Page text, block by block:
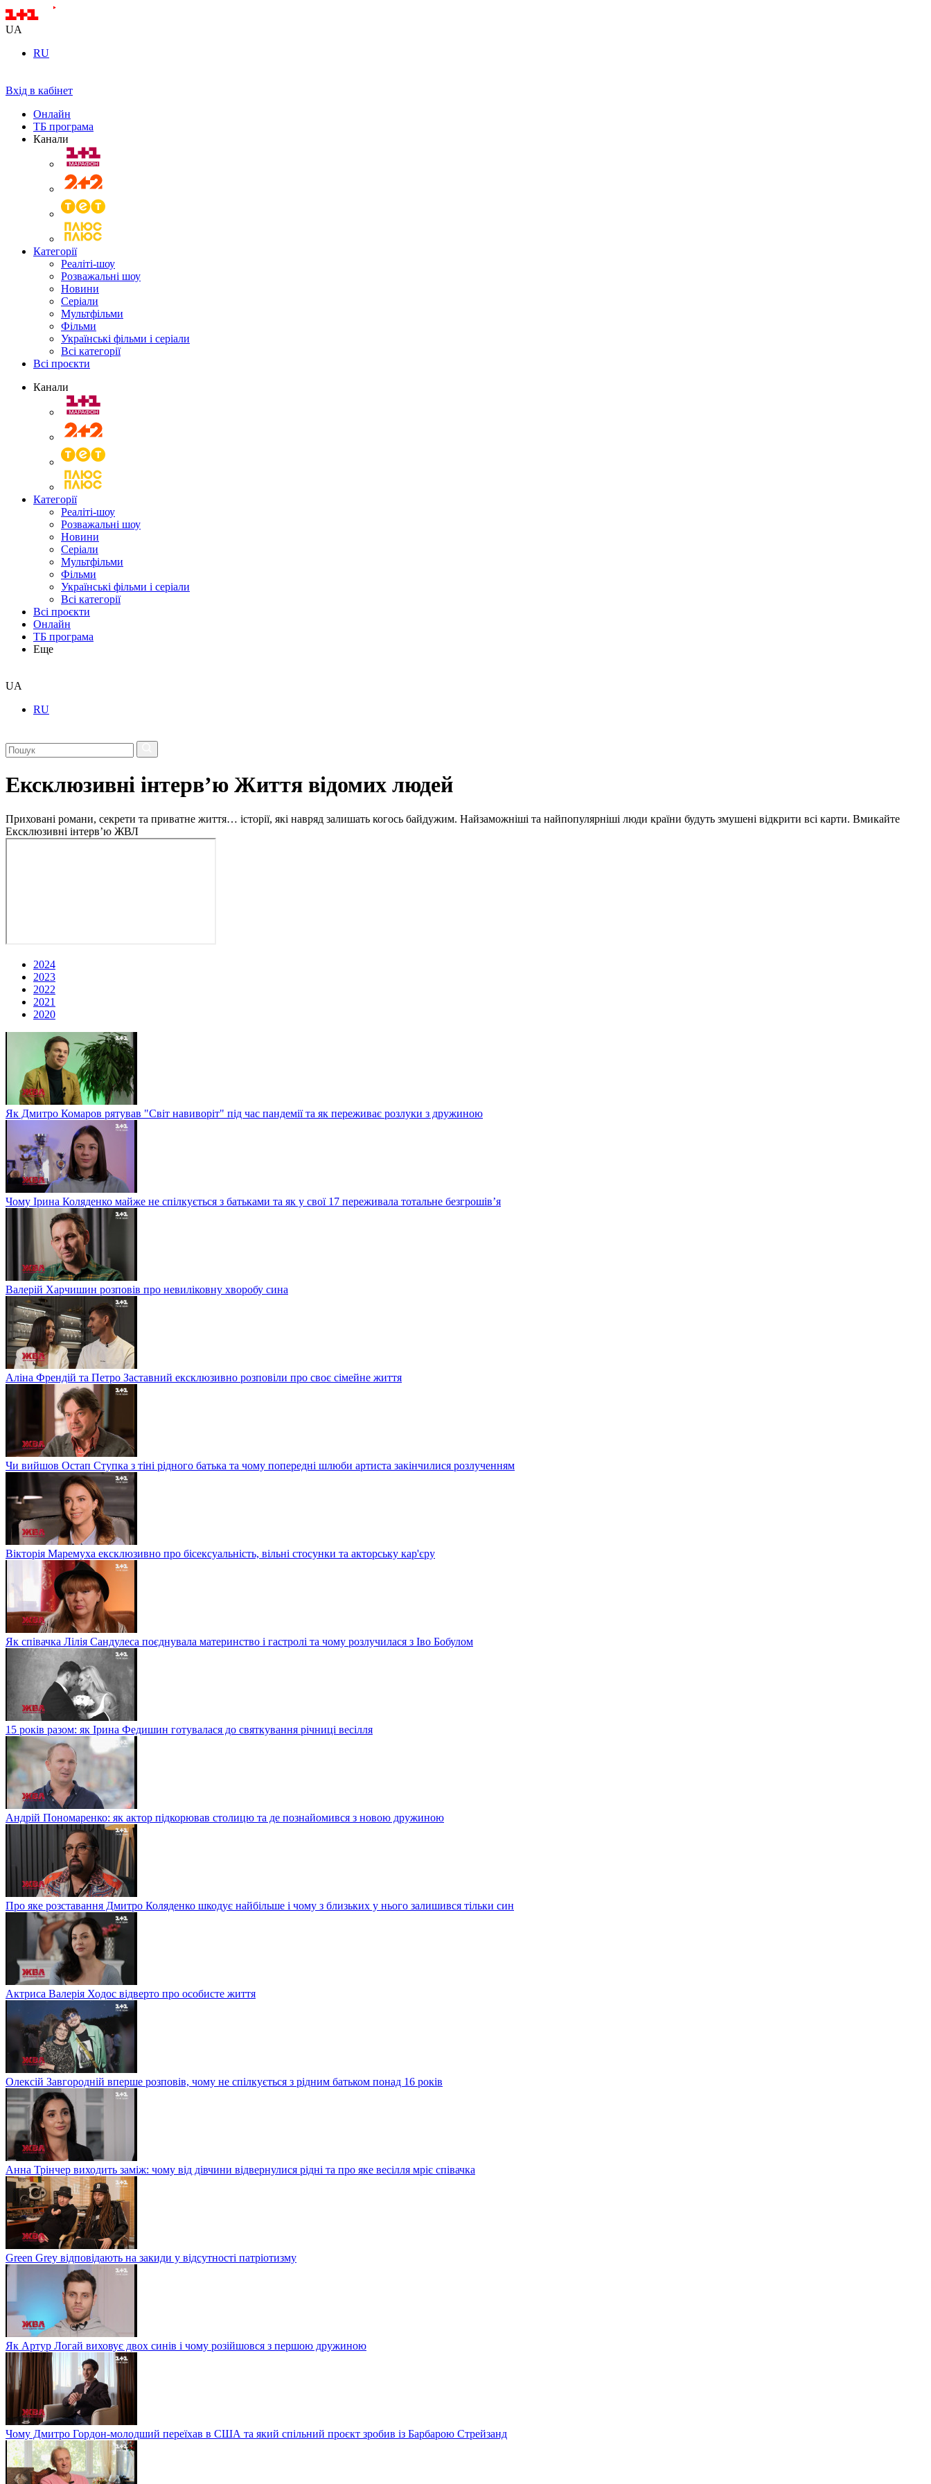
UA
RU
Вхід в кабінет
Онлайн
ТБ програма
Канали
Категорії
Реаліті-шоу
Розважальні шоу
Новини
Серіали
Мультфільми
Фільми
Українські фільми і серіали
Всі категорії
Всі проєкти
Канали
Категорії
Реаліті-шоу
Розважальні шоу
Новини
Серіали
Мультфільми
Фільми
Українські фільми і серіали
Всі категорії
Всі проєкти
Онлайн
ТБ програма
Еще
UA
RU
Ексклюзивні інтерв’ю Життя відомих людей
Приховані романи, секрети та приватне життя… історії, які навряд залишать когось байдужим. Найзаможніші та найпопулярніші люди країни будуть змушені відкрити всі карти. Вмикайте
Ексклюзивні інтерв’ю ЖВЛ
2024
2023
2022
2021
2020
Як Дмитро Комаров рятував "Світ навиворіт" під час пандемії та як переживає розлуки з дружиною
Чому Ірина Коляденко майже не спілкується з батьками та як у свої 17 переживала тотальне безгрошів’я
Валерій Харчишин розповів про невиліковну хворобу сина
Аліна Френдій та Петро Заставний ексклюзивно розповіли про своє сімейне життя
Чи вийшов Остап Ступка з тіні рідного батька та чому попередні шлюби артиста закінчилися розлученням
Вікторія Маремуха ексклюзивно про бісексуальність, вільні стосунки та акторську кар'єру
Як співачка Лілія Сандулеса поєднувала материнство і гастролі та чому розлучилася з Іво Бобулом
15 років разом: як Ірина Федишин готувалася до святкування річниці весілля
Андрій Пономаренко: як актор підкорював столицю та де познайомився з новою дружиною
Про яке розставання Дмитро Коляденко шкодує найбільше і чому з близьких у нього залишився тільки син
Актриса Валерія Ходос відверто про особисте життя
Олексій Завгородній вперше розповів, чому не спілкується з рідним батьком понад 16 років
Анна Трінчер виходить заміж: чому від дівчини відвернулися рідні та про яке весілля мріє співачка
Green Grey відповідають на закиди у відсутності патріотизму
Як Артур Логай виховує двох синів і чому розійшовся з першою дружиною
Чому Дмитро Гордон-молодший переїхав в США та який спільний проєкт зробив із Барбарою Стрейзанд